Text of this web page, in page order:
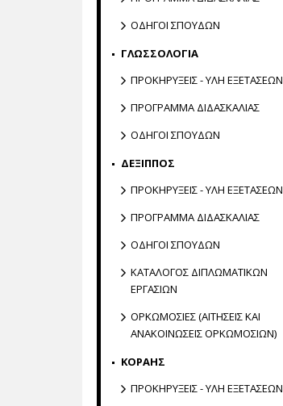
ΟΔΗΓΟΙ ΣΠΟΥΔΩΝ
ΓΛΩΣΣΟΛΟΓΙΑ
ΠΡΟΚΗΡΥΞΕΙΣ - ΥΛΗ ΕΞΕΤΑΣΕΩΝ
ΠΡΟΓΡΑΜΜΑ ΔΙΔΑΣΚΑΛΙΑΣ
ΟΔΗΓΟΙ ΣΠΟΥΔΩΝ
ΔΕΞΙΠΠΟΣ
ΠΡΟΚΗΡΥΞΕΙΣ - ΥΛΗ ΕΞΕΤΑΣΕΩΝ
ΠΡΟΓΡΑΜΜΑ ΔΙΔΑΣΚΑΛΙΑΣ
ΟΔΗΓΟΙ ΣΠΟΥΔΩΝ
ΚΑΤΑΛΟΓΟΣ ΔΙΠΛΩΜΑΤΙΚΩΝ
ΕΡΓΑΣΙΩΝ
ΟΡΚΩΜΟΣΙΕΣ (ΑΙΤΗΣΕΙΣ ΚΑΙ
ΑΝΑΚΟΙΝΩΣΕΙΣ ΟΡΚΩΜΟΣΙΩΝ)
ΚΟΡΑΗΣ
ΠΡΟΚΗΡΥΞΕΙΣ - ΥΛΗ ΕΞΕΤΑΣΕΩΝ